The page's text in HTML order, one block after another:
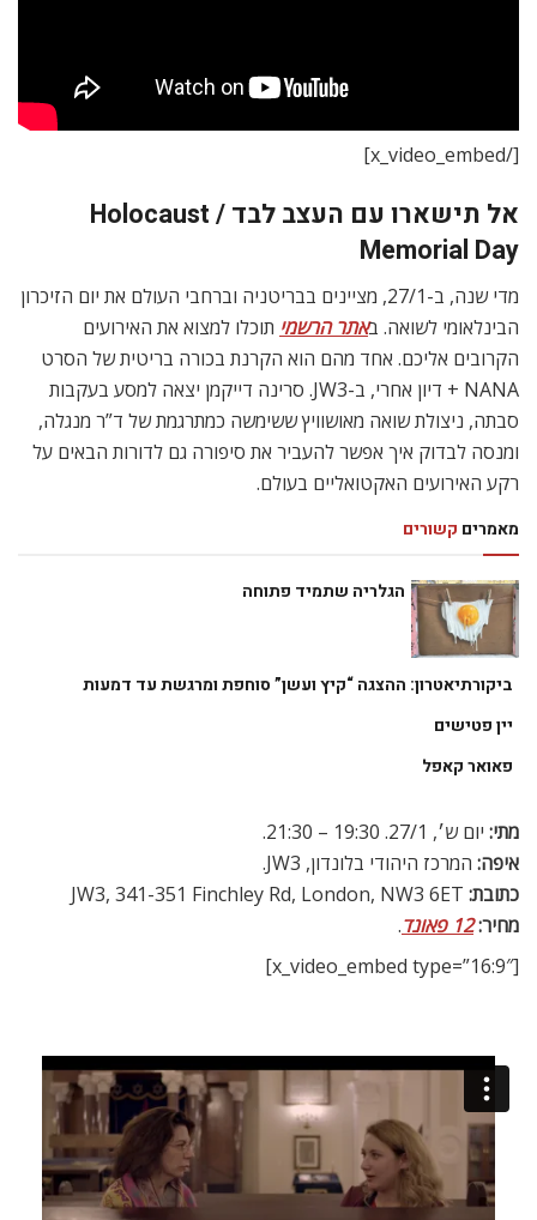
[/x_video_embed]
אל תישארו עם העצב לבד / Holocaust
Memorial Day
מדי שנה, ב-27/1, מציינים בבריטניה וברחבי העולם את יום הזיכרון
הבינלאומי לשואה. באתר הרשמי תוכלו למצוא את האירועים
הקרובים אליכם. אחד מהם הוא הקרנת בכורה בריטית של הסרט
NANA + דיון אחרי, ב-JW3. סרינה דייקמן יצאה למסע בעקבות
סבתה, ניצולת שואה מאושוויץ ששימשה כמתרגמת של ד”ר מנגלה,
ומנסה לבדוק איך אפשר להעביר את סיפורה גם לדורות הבאים על
רקע האירועים האקטואליים בעולם.
מאמרים קשורים
הגלריה שתמיד פתוחה
ביקורתיאטרון: ההצגה “קיץ ועשן” סוחפת ומרגשת עד דמעות
יין פטישים
פאואר קאפל
מתי: יום ש׳, 27/1. 19:30 – 21:30.
איפה: המרכז היהודי בלונדון, JW3.
כתובת:
מחיר:12 פאונד
.
[x_video_embed type=”16:9″]